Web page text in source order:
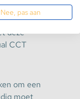
Dual white
naar een
deze
CCT
om een
moet
Nee, pas aan